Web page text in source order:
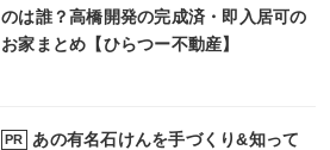
のは誰？高橋開発の完成済・即入居可の
お家まとめ【ひらつー不動産】
PR
あの有名石けんを手づくり&知って